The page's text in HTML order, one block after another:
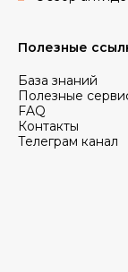
Полезные
База знаний
Полезные
FAQ
Контакты
Телеграм канал